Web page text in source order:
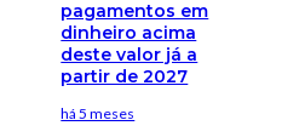
pagamentos em
dinheiro acima
deste valor já a
partir de 2027
há 5 meses